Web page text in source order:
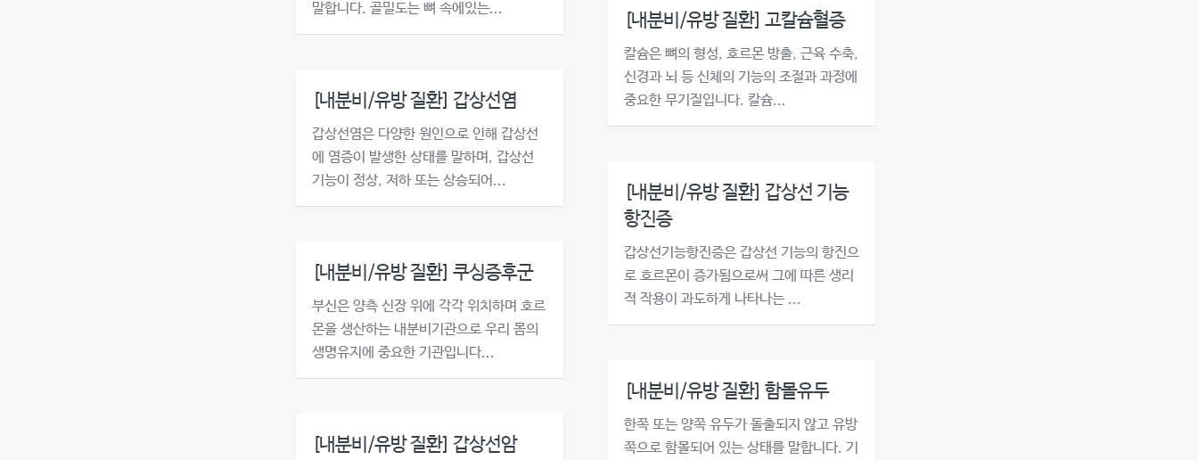
말합니다. 골밀도는 뼈 속에있는...
[내분비/유방 질환] 고칼슘혈증
칼슘은 뼈의 형성, 호르몬 방출, 근육 수축,
신경과 뇌 등 신체의 기능의 조절과 과정에
중요한 무기질입니다. 칼슘...
[내분비/유방 질환] 갑상선염
갑상선염은 다양한 원인으로 인해 갑상선
에 염증이 발생한 상태를 말하며, 갑상선
기능이 정상, 저하 또는 상승되어...
[내분비/유방 질환] 갑상선 기능
항진증
갑상선기능항진증은 갑상선 기능의 항진으
로 호르몬이 증가됨으로써 그에 따른 생리
적 작용이 과도하게 나타나는 ...
[내분비/유방 질환] 쿠싱증후군
부신은 양측 신장 위에 각각 위치하며 호르
몬을 생산하는 내분비기관으로 우리 몸의
생명유지에 중요한 기관입니다...
[내분비/유방 질환] 함몰유두
한쪽 또는 양쪽 유두가 돌출되지 않고 유방
쪽으로 함몰되어 있는 상태를 말합니다. 기
[내분비/유방 질환] 갑상선암